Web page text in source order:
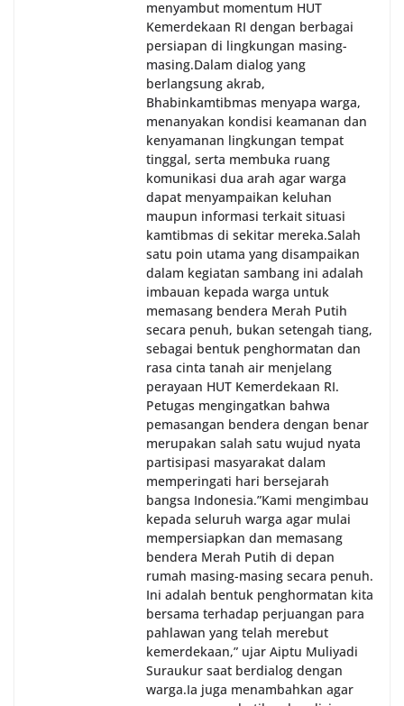
menyambut momentum HUT
Kemerdekaan RI dengan berbagai
persiapan di lingkungan masing-
masing.‎Dalam dialog yang
berlangsung akrab,
Bhabinkamtibmas menyapa warga,
menanyakan kondisi keamanan dan
kenyamanan lingkungan tempat
tinggal, serta membuka ruang
komunikasi dua arah agar warga
dapat menyampaikan keluhan
maupun informasi terkait situasi
kamtibmas di sekitar mereka.‎‎‎Salah
satu poin utama yang disampaikan
dalam kegiatan sambang ini adalah
imbauan kepada warga untuk
memasang bendera Merah Putih
secara penuh, bukan setengah tiang,
sebagai bentuk penghormatan dan
rasa cinta tanah air menjelang
perayaan HUT Kemerdekaan RI.
Petugas mengingatkan bahwa
pemasangan bendera dengan benar
merupakan salah satu wujud nyata
partisipasi masyarakat dalam
memperingati hari bersejarah
bangsa Indonesia.‎‎”Kami mengimbau
kepada seluruh warga agar mulai
mempersiapkan dan memasang
bendera Merah Putih di depan
rumah masing-masing secara penuh.
Ini adalah bentuk penghormatan kita
bersama terhadap perjuangan para
pahlawan yang telah merebut
kemerdekaan,” ujar Aiptu Muliyadi
Suraukur saat berdialog dengan
warga.‎‎Ia juga menambahkan agar